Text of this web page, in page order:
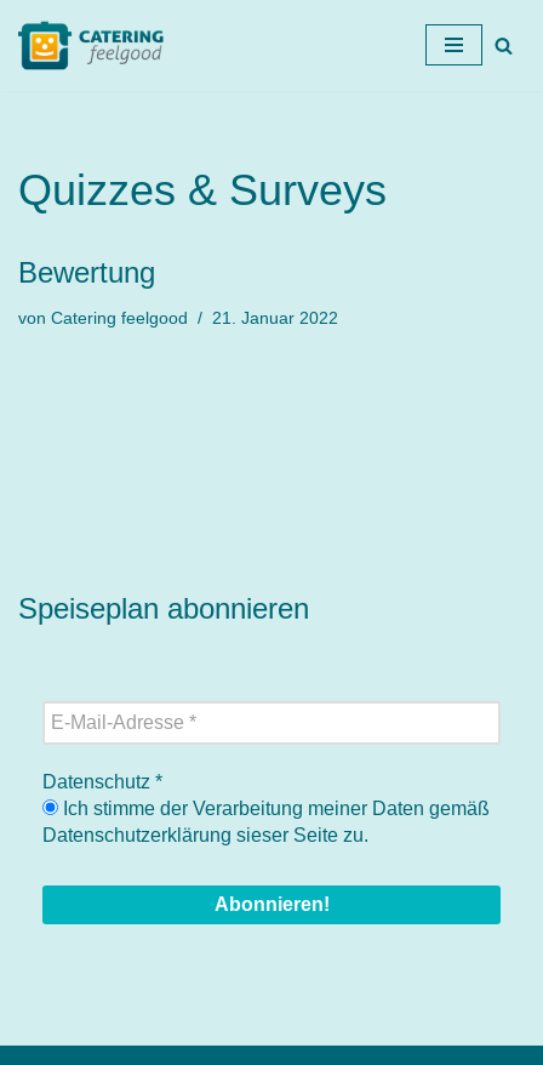
Zum
Quizzes & Surveys
Bewertung
von Catering feelgood 21. Januar 2022
Speiseplan abonnieren
Datenschutz *
Ich stimme der Verarbeitung meiner Daten gemäß
Datenschutzerklärung sieser Seite zu.